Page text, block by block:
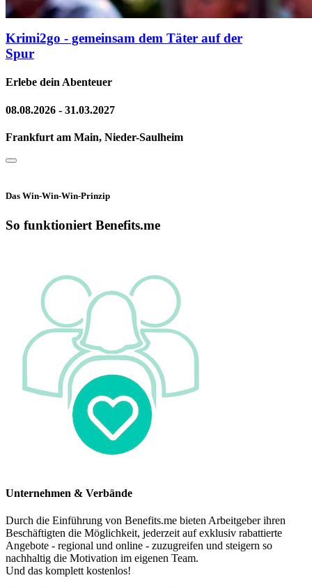
Krimi2go - gemeinsam dem Täter auf der
Spur
Erlebe dein Abenteuer
08.08.2026 - 31.03.2027
Frankfurt am Main, Nieder-Saulheim
Das Win-Win-Win-Prinzip
So funktioniert Benefits.me
Unternehmen & Verbände
Durch die Einführung von Benefits.me bieten Arbeitgeber ihren
Beschäftigten die Möglichkeit, jederzeit auf exklusiv rabattierte
Angebote - regional und online - zuzugreifen und steigern so
nachhaltig die Motivation im eigenen Team.
Und das komplett kostenlos!